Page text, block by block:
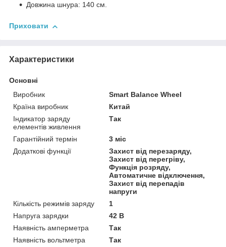
Довжина шнура: 140 см.
Приховати
Характеристики
Основні
Виробник
Smart Balance Wheel
Країна виробник
Китай
Індикатор заряду
елементів живлення
Так
Гарантійний термін
3 міс
Додаткові функції
Захист від перезаряду,
Захист від перегріву,
Функція розряду,
Автоматичне відключення,
Захист від перепадів
напруги
Кількість режимів заряду
1
Напруга зарядки
42 В
Наявність амперметра
Так
Наявність вольтметра
Так